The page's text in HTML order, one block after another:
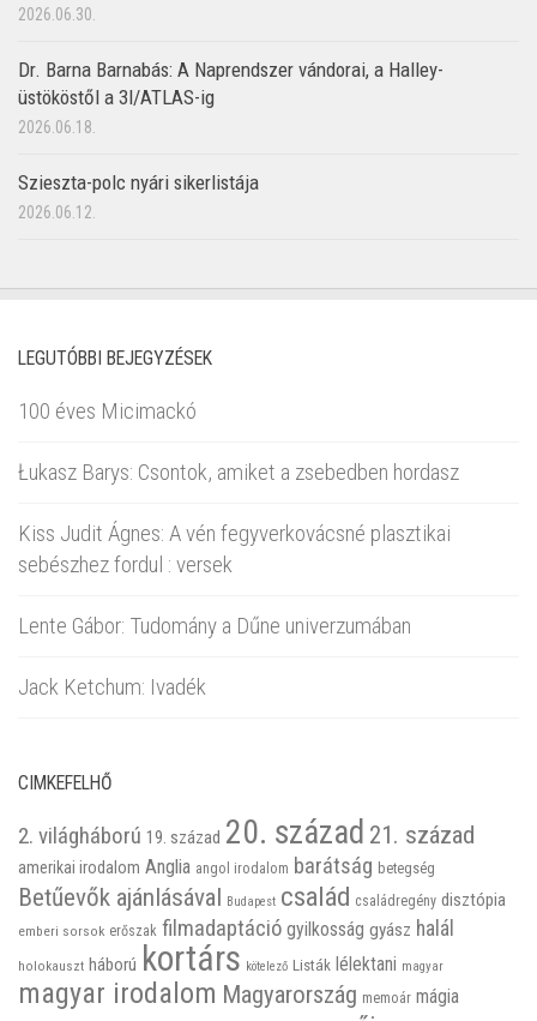
2026.06.30.
Dr. Barna Barnabás: A Naprendszer vándorai, a Halley-
üstököstől a 3I/ATLAS-ig
2026.06.18.
Szieszta-polc nyári sikerlistája
2026.06.12.
LEGUTÓBBI BEJEGYZÉSEK
100 éves Micimackó
Łukasz Barys: Csontok, amiket a zsebedben hordasz
Kiss Judit Ágnes: A vén fegyverkovácsné plasztikai
sebészhez fordul : versek
Lente Gábor: Tudomány a Dűne univerzumában
Jack Ketchum: Ivadék
CIMKEFELHŐ
2. világháború 19. század 20. század 21. század
amerikai irodalom Anglia angol irodalom barátság betegség
Betűevők ajánlásával Budapest család családregény disztópia
emberi sorsok erőszak filmadaptáció gyilkosság gyász halál
holokauszt háború kortárs kötelező Listák lélektani magyar
magyar irodalom Magyarország memoár mágia